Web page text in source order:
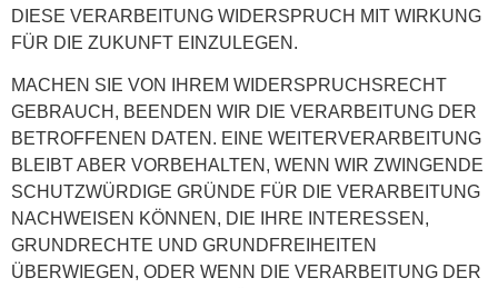
DIESE VERARBEITUNG WIDERSPRUCH MIT WIRKUNG
FÜR DIE ZUKUNFT EINZULEGEN.
MACHEN SIE VON IHREM WIDERSPRUCHSRECHT
GEBRAUCH, BEENDEN WIR DIE VERARBEITUNG DER
BETROFFENEN DATEN. EINE WEITERVERARBEITUNG
BLEIBT ABER VORBEHALTEN, WENN WIR ZWINGENDE
SCHUTZWÜRDIGE GRÜNDE FÜR DIE VERARBEITUNG
NACHWEISEN KÖNNEN, DIE IHRE INTERESSEN,
GRUNDRECHTE UND GRUNDFREIHEITEN
ÜBERWIEGEN, ODER WENN DIE VERARBEITUNG DER